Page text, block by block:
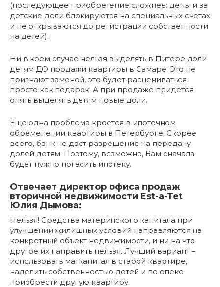
(последующее приобретение сложнее: деньги за
детские доли блокируются на специальных счетах
и не открываются до регистрации собственности
на детей).
Ни в коем случае нельзя выделять в Питере доли
детям ДО продажи квартиры в Самаре. Это не
признают заменой, это будет расцениваться
просто как подарок! А при продаже придется
опять выделять детям новые доли.
Еще одна проблема кроется в ипотечном
обременении квартиры в Петербурге. Скорее
всего, банк не даст разрешение на передачу
долей детям. Поэтому, возможно, Вам сначала
будет нужно погасить ипотеку.
Отвечает директор офиса продаж
вторичной недвижимости Est-a-Tet
Юлия Дымова:
Нельзя! Средства материнского капитала при
улучшении жилищных условий направляются на
конкретный объект недвижимости, и ни на что
другое их направить нельзя. Лучший вариант –
использовать маткапитал в старой квартире,
наделить собственностью детей и по опеке
приобрести другую квартиру.